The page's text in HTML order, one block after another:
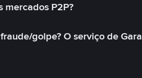
mercados P2P?
golpe? O serviço de